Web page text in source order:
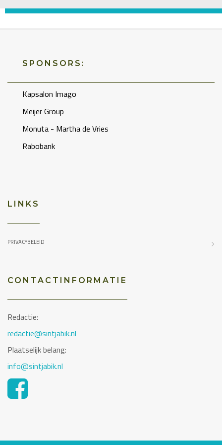
SPONSORS:
Kapsalon Imago
Meijer Group
Monuta - Martha de Vries
Rabobank
LINKS
PRIVACYBELEID
CONTACTINFORMATIE
Redactie:
redactie@sintjabik.nl
Plaatselijk belang:
info@sintjabik.nl